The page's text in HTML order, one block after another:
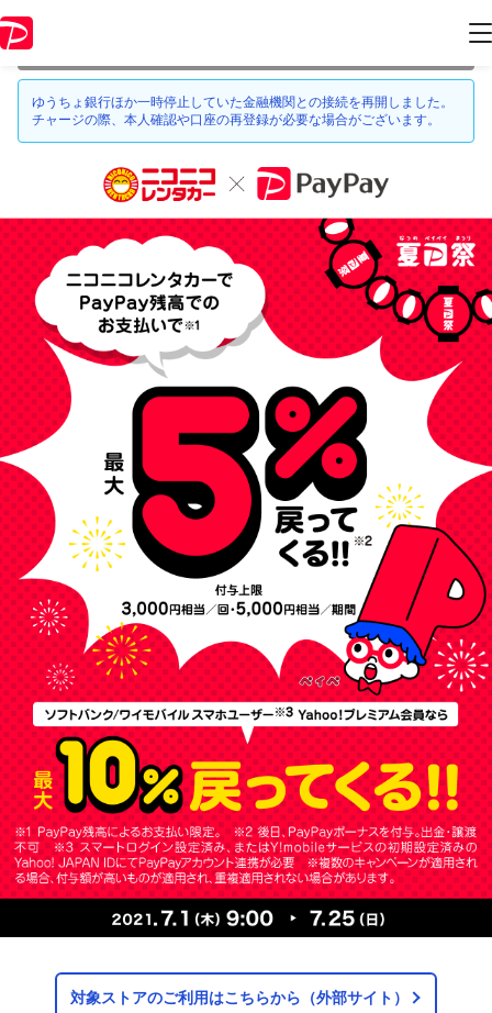
情報はキャンペーン終了時点のものになります。
ゆうちょ銀行ほか一時停止していた金融機関との接続を再開しました。
チャージの際、本人確認や口座の再登録が必要な場合がございます。
対象ストアのご利用はこちらから（外部サイト）